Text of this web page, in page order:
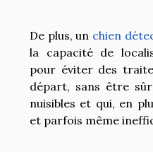
De plus, un chien
la capacité de
pour éviter des
départ, sans être
nuisibles et qui, en
et parfois même